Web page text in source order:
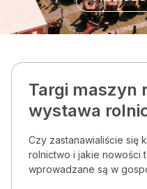
Targi maszyn
wystawa
Czy zastanawialiście się
rolnictwo i jakie nowości
wprowadzane są w